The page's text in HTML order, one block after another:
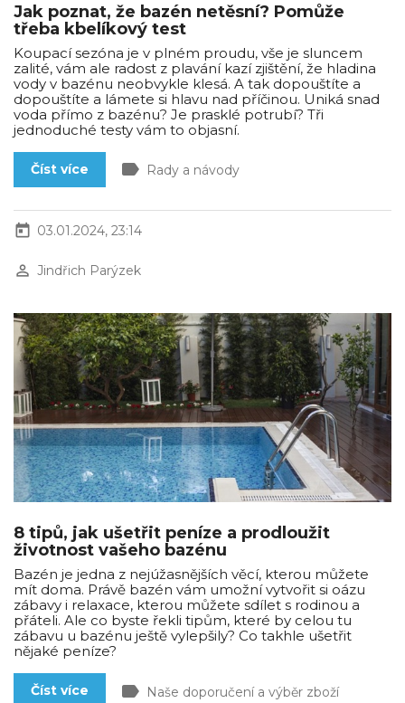
Jak poznat, že bazén netěsní? Pomůže
třeba kbelíkový test
Koupací sezóna je v plném proudu, vše je sluncem
zalité, vám ale radost z plavání kazí zjištění, že hladina
vody v bazénu neobvykle klesá. A tak dopouštíte a
dopouštíte a lámete si hlavu nad příčinou. Uniká snad
voda přímo z bazénu? Je prasklé potrubí? Tři
jednoduché testy vám to objasní.
Číst více label Rady a návody
today 03.01.2024, 23:14
perm_identity Jindřich Parýzek
8 tipů, jak ušetřit peníze a prodloužit
životnost vašeho bazénu
Bazén je jedna z nejúžasnějších věcí, kterou můžete
mít doma. Právě bazén vám umožní vytvořit si oázu
zábavy i relaxace, kterou můžete sdílet s rodinou a
přáteli. Ale co byste řekli tipům, které by celou tu
zábavu u bazénu ještě vylepšily? Co takhle ušetřit
nějaké peníze?
Číst více label Naše doporučení a výběr zboží